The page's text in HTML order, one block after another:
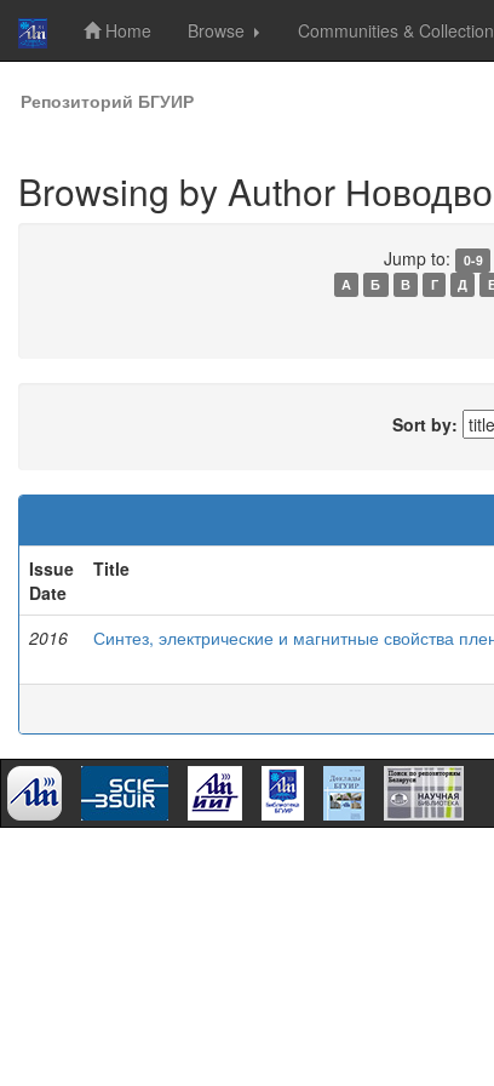
Skip
navigation
Home Browse Communities &
Репозиторий БГУИР
Browsing by Author
Jump to: 0-9
А
Б В Г Д
Sort by:
Issue
Date
Title
2016 Синтез, электрические и магнитные свойства